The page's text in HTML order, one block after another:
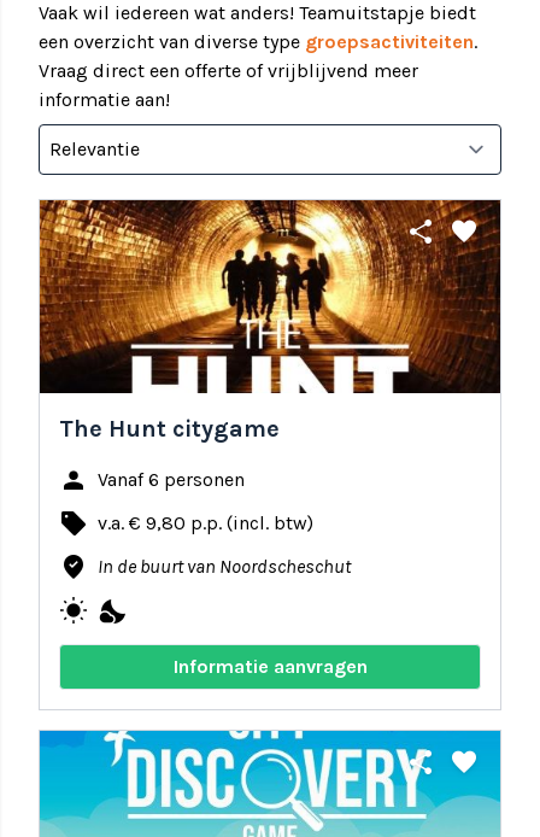
Vaak wil iedereen wat anders! Teamuitstapje biedt
een overzicht van diverse type groepsactiviteiten.
Vraag direct een offerte of vrijblijvend meer
informatie aan!
share favorite
The Hunt citygame
person Vanaf 6 personen
local_offer v.a. € 9,80 p.p. (incl. btw)
where_to_vote In de buurt van Noordscheschut
wb_sunny nights_stay
Informatie aanvragen
share favorite